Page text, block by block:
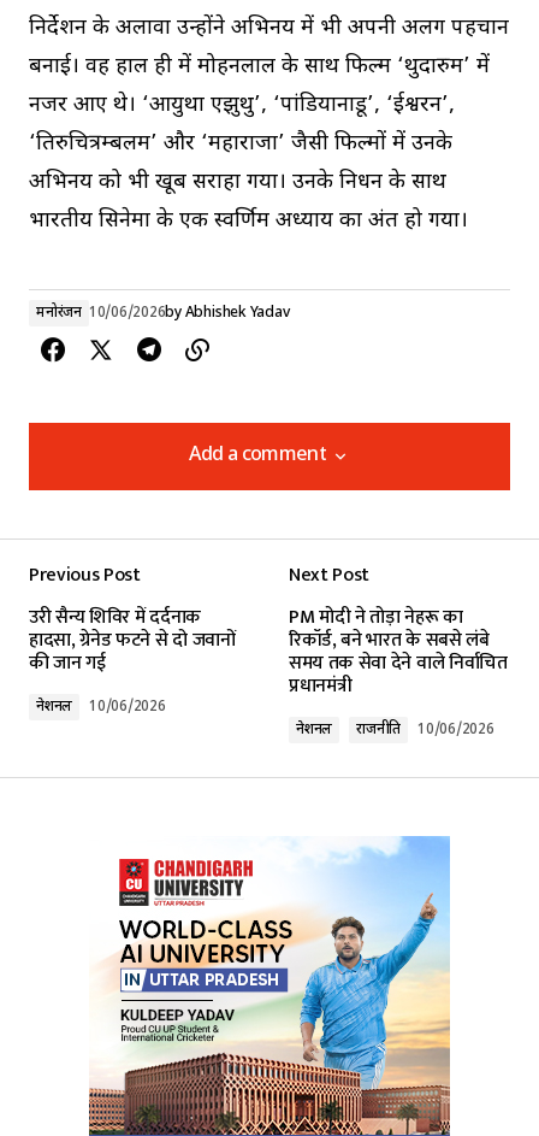
निर्देशन के अलावा उन्होंने अभिनय में भी अपनी अलग पहचान
बनाई। वह हाल ही में मोहनलाल के साथ फिल्म ‘थुदारुम’ में
नजर आए थे। ‘आयुथा एझुथु’, ‘पांडियानाडू’, ‘ईश्वरन’,
‘तिरुचित्रम्बलम’ और ‘महाराजा’ जैसी फिल्मों में उनके
अभिनय को भी खूब सराहा गया। उनके निधन के साथ
भारतीय सिनेमा के एक स्वर्णिम अध्याय का अंत हो गया।
मनोरंजन 10/06/2026byAbhishek Yadav
Add a comment
Add a comment
Required fields are marked*
Your E-mail*
Submit Comment
Previous Post
उरी सैन्य शिविर में दर्दनाक
हादसा, ग्रेनेड फटने से दो जवानों
की जान गई
नेशनल 10/06/2026
Next Post
PM मोदी ने तोड़ा नेहरू का
रिकॉर्ड, बने भारत के सबसे लंबे
समय तक सेवा देने वाले निर्वाचित
प्रधानमंत्री
नेशनल राजनीति 10/06/2026